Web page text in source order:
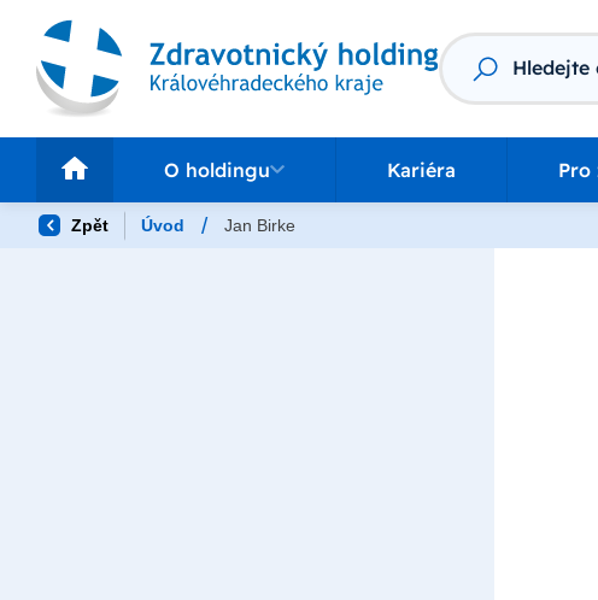
Vyhledávání
O holdingu Kariéra Pro
Zpět Úvod / Jan Birke